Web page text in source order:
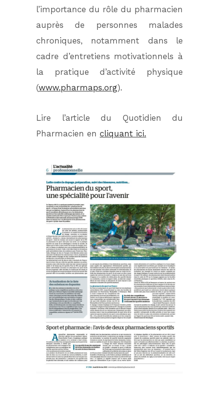
l’importance du rôle du pharmacien
auprès de personnes malades
chroniques, notamment dans le
cadre d’entretiens motivationnels à
la pratique d’activité physique
(www.pharmaps.org).
Lire l’article du Quotidien du
Pharmacien en cliquant ici.